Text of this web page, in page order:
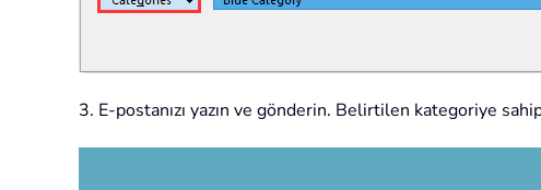
3. E-postanızı yazın ve gönderin. Belirtilen kategoriye